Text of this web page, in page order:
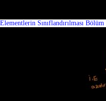
Elementlerin Sınıflandırılması Bölüm